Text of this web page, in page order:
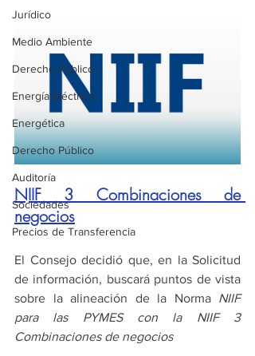
Jurídico
Medio Ambiente
Derecho Público
Energía Eléctrica
Energética
Derecho Público
Auditoría
Sociedades
Precios de Transferencia
NIIF 3 Combinaciones de
negocios
El Consejo decidió que, en la Solicitud
de información, buscará puntos de vista
sobre la alineación de la Norma NIIF
para las PYMES con la NIIF 3
Combinaciones de negocios